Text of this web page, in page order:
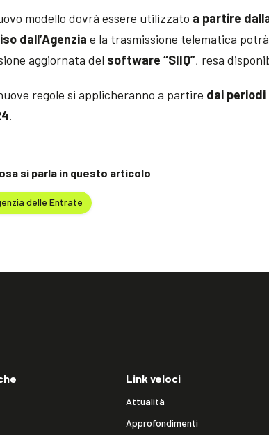
si parla in questo articolo
delle Entrate
modello dovrà essere utilizzato a partire
dall’Agenzia e la trasmissione telematica
aggiornata del software “SIIQ”, resa
regole si applicheranno a partire dai periodi
.
Link veloci
Attualità
Approfondimenti